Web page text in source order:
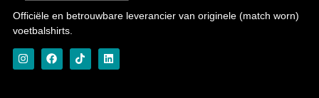
Officiële en betrouwbare leverancier van originele (match worn)
voetbalshirts.